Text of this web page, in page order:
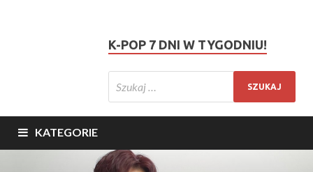
K-POP 7 DNI W TYGODNIU!
KATEGORIE